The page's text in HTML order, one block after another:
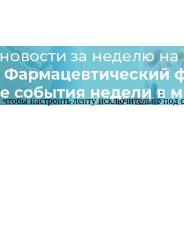
настроить ленту исключительно под